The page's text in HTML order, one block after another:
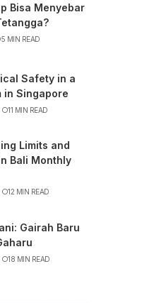
Bisa Menyebar
5 MIN READ
Safety in a
in Singapore
11 MIN READ
Limits and
Bali Monthly
12 MIN READ
Gairah Baru
18 MIN READ